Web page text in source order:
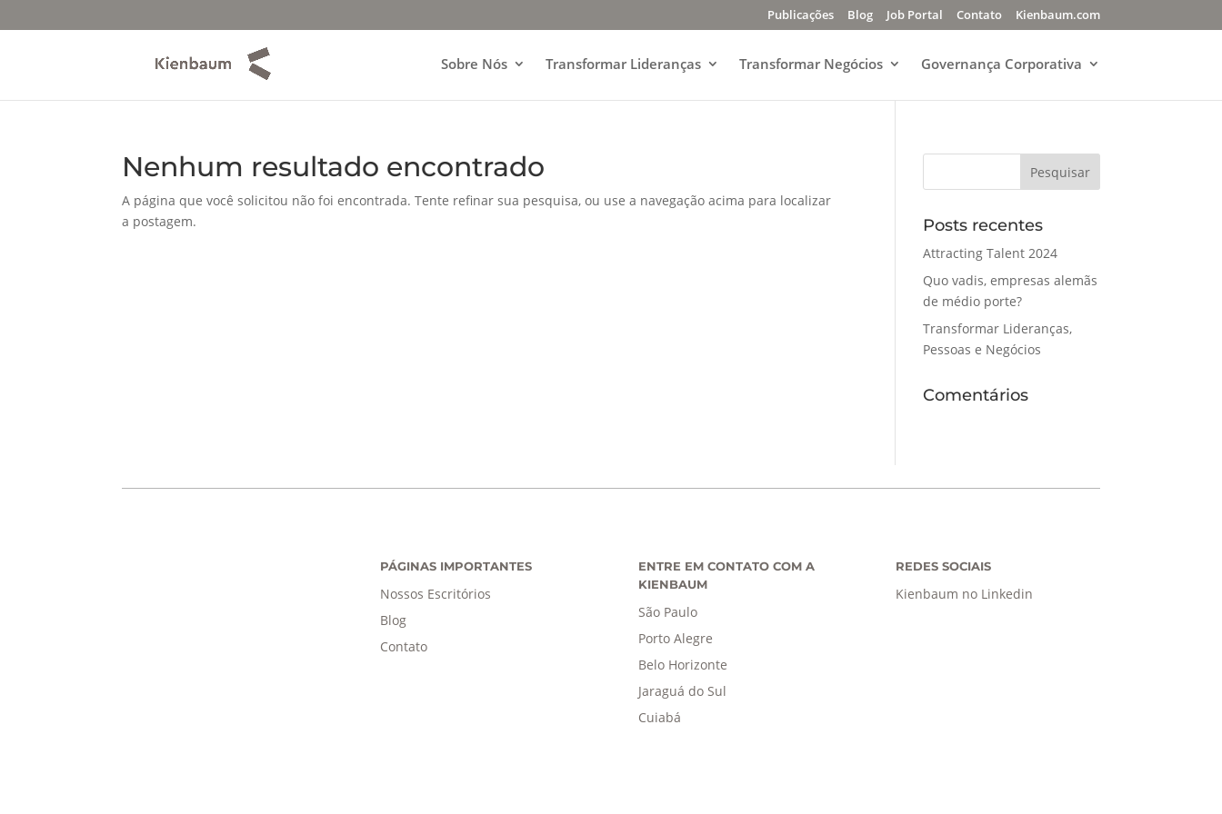
Publicações Blog Job Portal Contato Kienbaum.com
Sobre Nós Transformar Lideranças Transformar Negócios Governança Corporativa
Nenhum resultado encontrado
A página que você solicitou não foi encontrada. Tente refinar sua pesquisa, ou use a navegação acima para localizar
a postagem.
Posts recentes
Attracting Talent 2024
Quo vadis, empresas alemãs
de médio porte?
Transformar Lideranças,
Pessoas e Negócios
Comentários
PÁGINAS IMPORTANTES
Nossos Escritórios
Blog
Contato
ENTRE EM CONTATO COM A
KIENBAUM
São Paulo
Porto Alegre
Belo Horizonte
Jaraguá do Sul
Cuiabá
REDES SOCIAIS
Kienbaum no Linkedin